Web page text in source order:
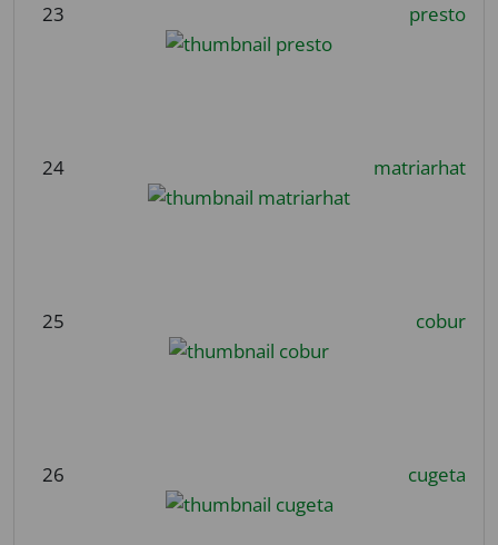
23 presto
24 matriarhat
25 cobur
26 cugeta